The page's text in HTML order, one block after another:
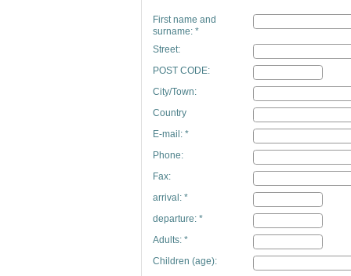
First name and
surname: *
Street:
POST CODE:
City/Town:
Country
E-mail: *
Phone:
Fax:
arrival: *
departure: *
Adults: *
Children (age):